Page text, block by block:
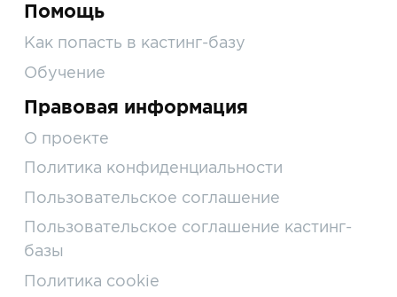
Помощь
Как попасть в кастинг-базу
Обучение
Правовая информация
О проекте
Политика конфиденциальности
Пользовательское соглашение
Пользовательское соглашение кастинг-
базы
Политика cookie